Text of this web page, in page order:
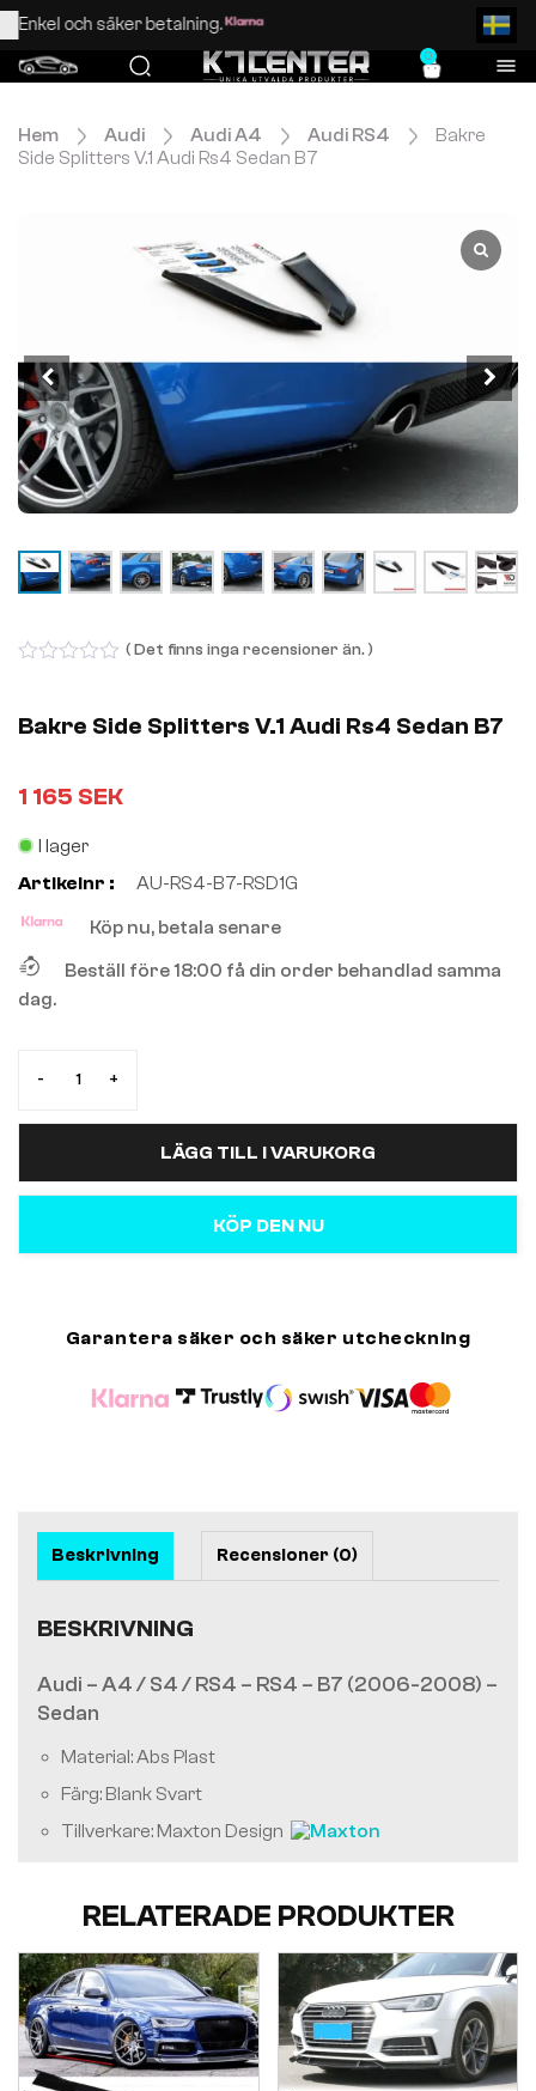
Enkel och säker betalning.
0
Hem Audi Audi A4 Audi RS4
Bakre
Side Splitters V.1 Audi Rs4 Sedan B7
of
5
( Det finns inga recensioner än. )
Bakre Side Splitters V.1 Audi Rs4 Sedan B7
1 165 SEK
I lager
Artikelnr :
AU-RS4-B7-RSD1G
Köp nu, betala senare
Beställ före 18:00 få din order behandlad samma
dag.
- +
LÄGG TILL I VARUKORG
KÖP DEN NU
Garantera säker och säker utcheckning
Beskrivning Recensioner (0)
BESKRIVNING
Audi – A4 / S4 / RS4 – RS4 – B7 (2006-2008) –
Sedan
Material: Abs Plast
Färg: Blank Svart
Tillverkare: Maxton Design
RELATERADE PRODUKTER